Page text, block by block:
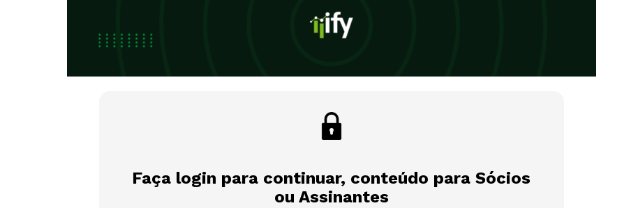
Faça login para continuar, conteúdo para Sócios
ou Assinantes